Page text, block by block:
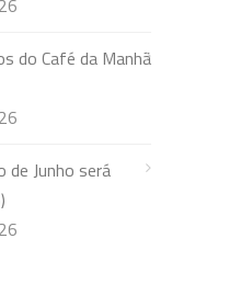
do Café da Manhã
de Junho será